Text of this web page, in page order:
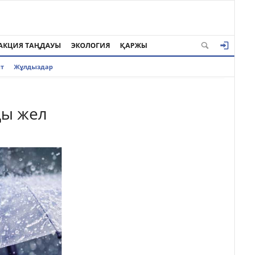
ТАҢДАУЫ ЭКОЛОГИЯ ҚАРЖЫ
Жұлдыздар
жел